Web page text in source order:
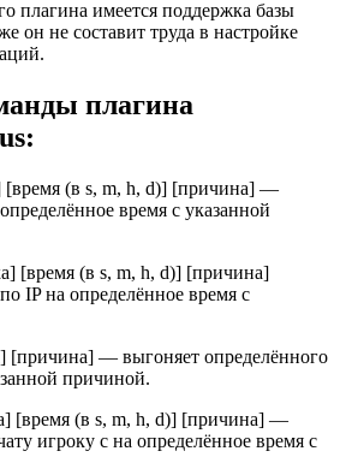
плагина имеется поддержка базы
он не составит труда в настройке
плагина
[время (в s, m, h, d)] [причина] —
время с указанной
[время (в s, m, h, d)] [причина]
IP на определённое время с
[причина] — выгоняет определённого
причиной.
[время (в s, m, h, d)] [причина] —
игроку с на определённое время с